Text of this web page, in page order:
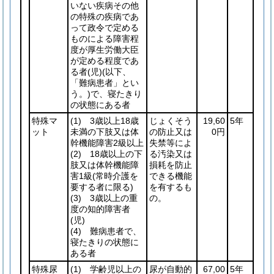
いない疾病その他
の特殊の疾病であ
って政令で定める
ものによる障害程
度が厚生労働大臣
が定める程度であ
る者(児)(以下、
「難病患者」とい
う。)で、寝たきり
の状態にある者
特殊マ
ット
(1) 3歳以上18歳
未満の下肢又は体
幹機能障害2級以上
(2) 18歳以上の下
肢又は体幹機能障
害1級(常時介護を
要する者に限る)
(3) 3歳以上の重
度の知的障害者
(児)
(4) 難病患者で、
寝たきりの状態に
ある者
じょくそう
の防止又は
失禁等によ
る汚染又は
損耗を防止
できる機能
を有するも
の。
19,60
0円
5年
特殊尿
(1) 学齢児以上の
尿が自動的
67,00 5年